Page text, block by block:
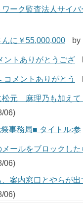
ーク監査法人サイバ
に￥55,000,000
by
ントありがとうござ
コメントありがとう
松元 麻理乃も加えて
06)
事務局■ タイトル:参
ールをブロックした
06)
案内窓口とやらが出
06)